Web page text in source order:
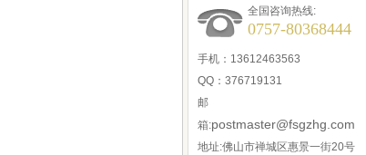
全国咨询热线:
0757-80368444
手机：13612463563
QQ：376719131
邮
箱:postmaster@fsgzhg.com
地址:佛山市禅城区惠景一街20号